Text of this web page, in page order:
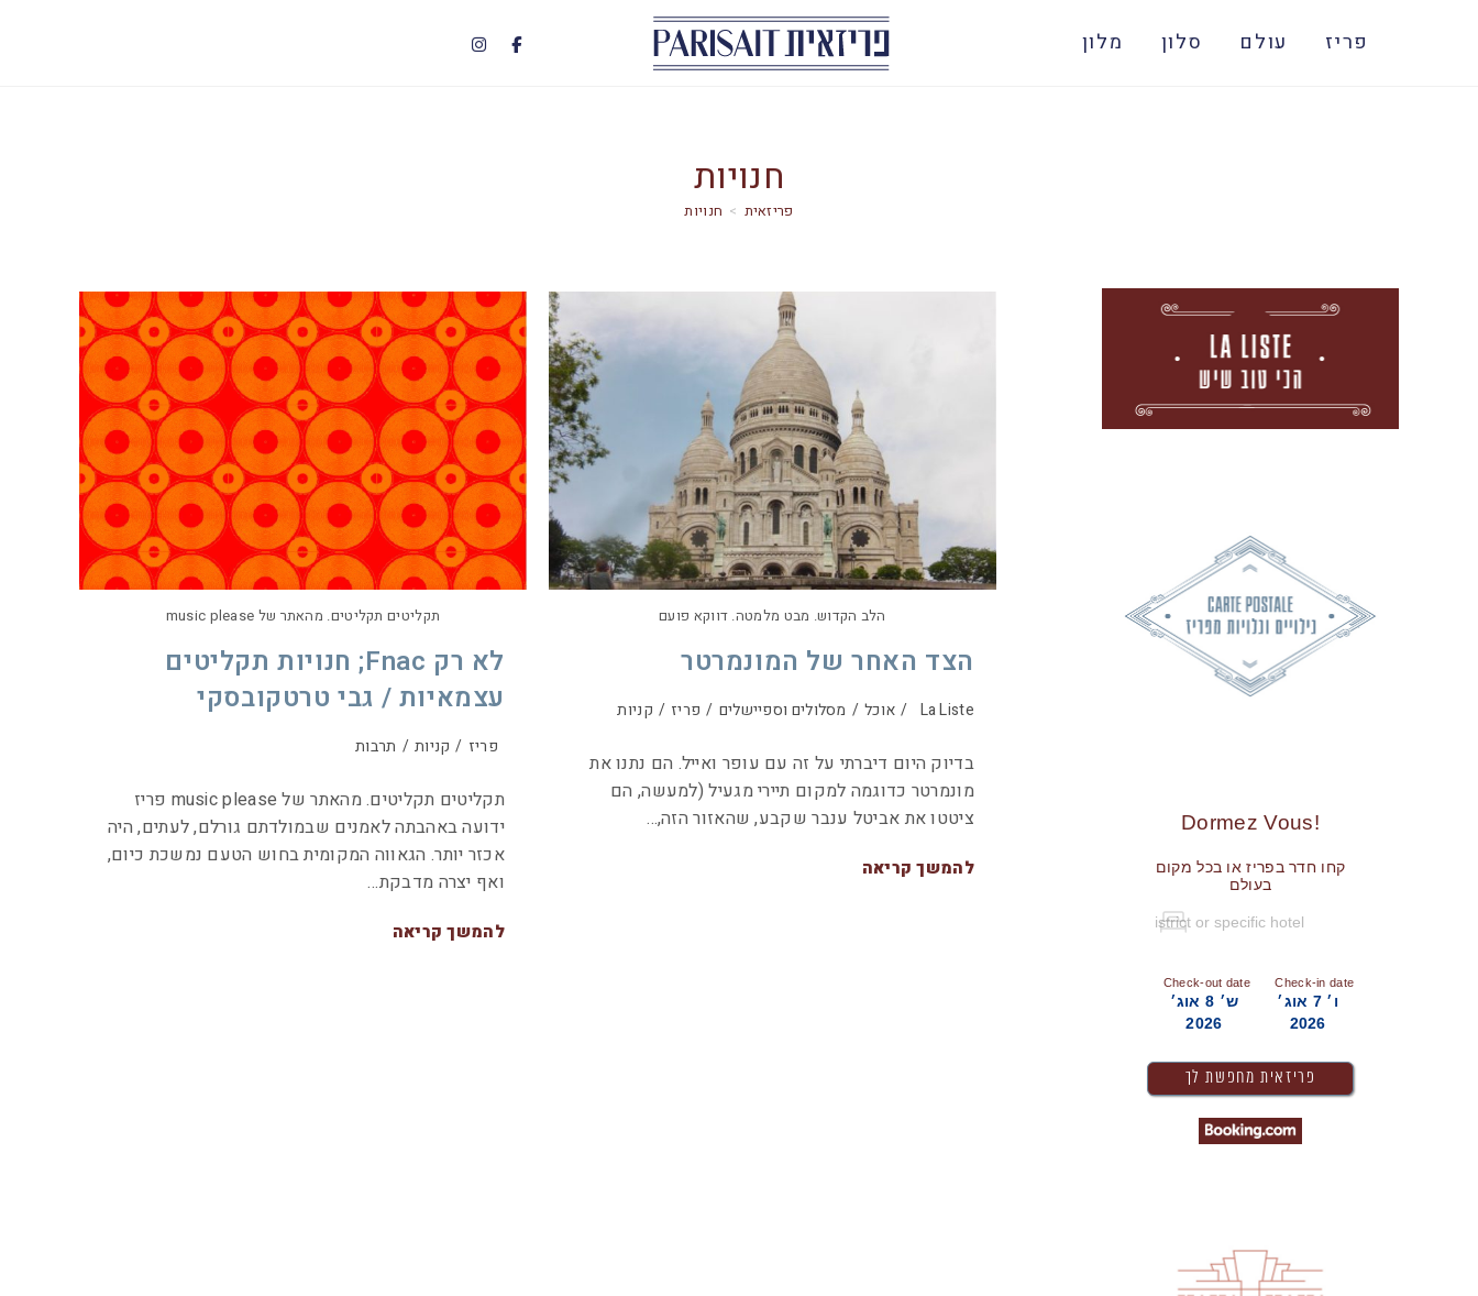
פריז עולם סלון מלון
חנויות
> חנויות
תקליטים תקליטים. מהאתר של music please
לא רק Fnac; חנויות תקליטים
עצמאיות / גבי טרטקובסקי
פריז / קניות / תרבות
תקליטים תקליטים. מהאתר של music please פריז
ידועה באהבתה לאמנים שבמולדתם גורלם, לעתים, היה
אכזר יותר. הגאווה המקומית בחוש הטעם נמשכת כיום,
ואף יצרה מדבקת…
להמשך קריאה
הלב הקדוש. מבט מלמטה. דווקא פועם
הצד האחר של המונמרטר
La Liste
/ אוכל / מסלולים וספיישלים / פריז / קניות
בדיוק היום דיברתי על זה עם עופר ואייל. הם נתנו את
מונמרטר כדוגמה למקום תיירי מגעיל (למעשה, הם
ציטטו את אביטל ענבר שקבע, שהאזור הזה,…
להמשך קריאה
!Dormez Vous
קחו חדר בפריז או בכל מקום
בעולם
Check-in date
ו׳ 7 אוג׳
2026
Check-out date
ש׳ 8 אוג׳
2026